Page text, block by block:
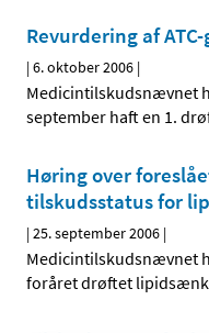
Revurdering af
|6. oktober 2006 |
Medicintilskudsnævnet
september haft en 1.
Høring over
tilskudsstatus for
|25. september 2006 |
Medicintilskudsnævnet
foråret drøftet